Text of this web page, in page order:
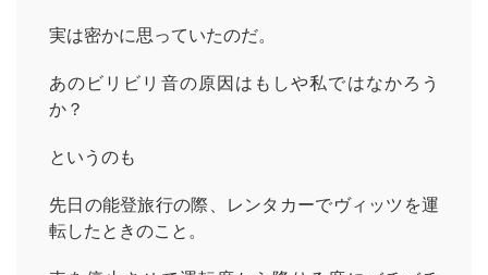
実は密かに思っていたのだ。
あのビリビリ音の原因はもしや私ではなかろう
か？
というのも
先日の能登旅行の際、レンタカーでヴィッツを運
転したときのこと。